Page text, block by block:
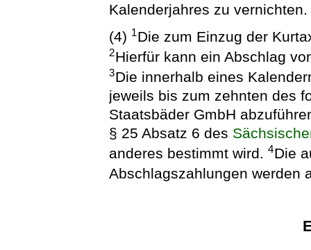
Kalenderjahres zu vernichten.
(4) 1Die zum Einzug der
2Hierfür kann ein Abschlag
3Die innerhalb eines
jeweils bis zum zehnten des
Staatsbäder GmbH
§ 25 Absatz 6 des
anderes bestimmt wird.4Die
Abschlagszahlungen werden